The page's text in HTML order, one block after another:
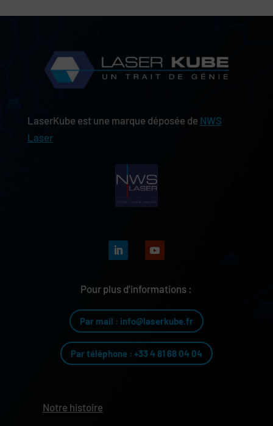
LaserKube est une marque déposée de NWS
Laser
Pour plus d’informations :
Par mail : info@laserkube.fr
Par téléphone : +33 4 81 68 04 04
Notre histoire